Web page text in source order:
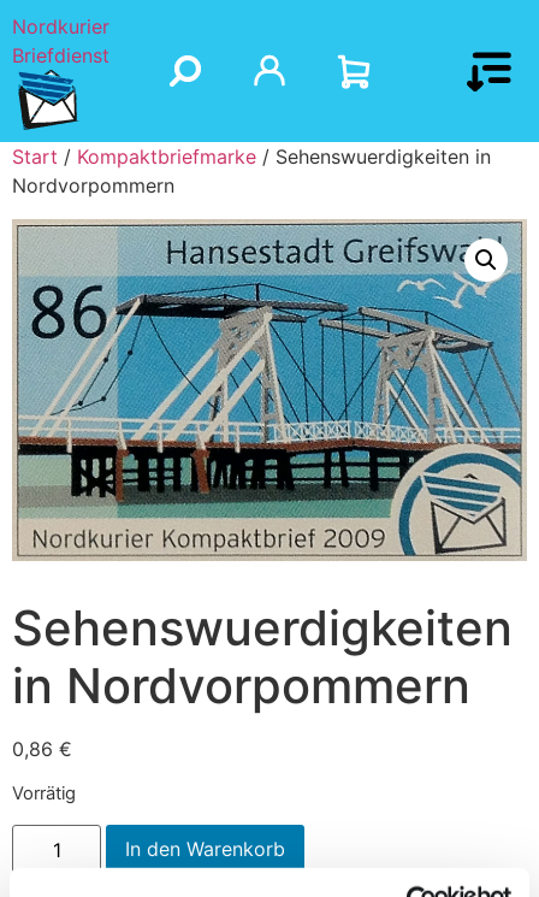
Nordkurier
Briefdienst
Start / Kompaktbriefmarke / Sehenswuerdigkeiten in
Nordvorpommern
Sehenswuerdigkeiten
in Nordvorpommern
0,86 €
Vorrätig
In den Warenkorb